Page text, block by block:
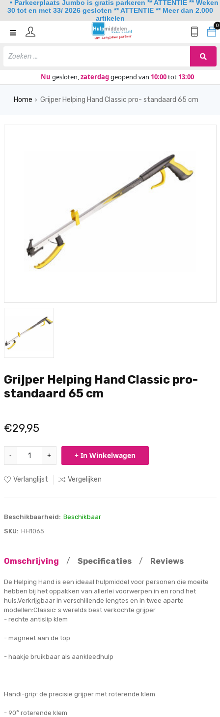
0
Nu gesloten,zaterdaggeopend van 10:00tot 13:00
Home
Home › Grijper Helping Hand Classic pro- standaard 65 cm
Grijper Helping Hand Classic pro-
standaard 65 cm
€29,95
- + + In Winkelwagen
Verlanglijst Vergelijken
Beschikbaarheid: Beschikbaar
SKU: HH1065
Omschrijving / Specificaties / Reviews
De Helping Hand is een ideaal hulpmiddel voor personen die moeite
hebben bij het oppakken van allerlei voorwerpen in en rond het
huis.Verkrijgbaar in verschillende lengtes en in twee aparte
modellen:Classic: s werelds best verkochte grijper
- rechte antislip klem
- magneet aan de top
- haakje bruikbaar als aankleedhulp
Handi-grip: de precisie grijper met roterende klem
- 90° roterende klem
• Parkeerplaats Jumbo is gratis parkeren ** ATTENTIE ** Weken
30 tot en met 33/ 2026 gesloten ** ATTENTIE ** Meer dan 2.000
artikelen